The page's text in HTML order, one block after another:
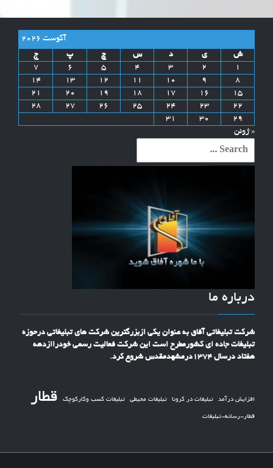
آگوست 2026
ش
ی د س چ پ
ج
1
2
3
4
5
6
7
8
9
10
11
12
13
14
15
16
17
18
19
20
21
22
23
24
25
26
27
28
29
30
31
« ژوئن
Search
درباره ما
شرکت تبلیغاتی آفاق به عنوان یکی ازبزرگترین شرکت های تبلیغاتی درحوزه
تبلیغات جاده ای کشورمطرح است این شرکت فعالیت رسمی خودراازدهه
هفتاد درسال 1374درمشهدمقدس شروع کرد.
افزایش درآمد تبلیغات در کرونا تبلیغات محیطی تبلیغات کسب وکارکوچک قطار
قطار-رسانه-تبلیغات